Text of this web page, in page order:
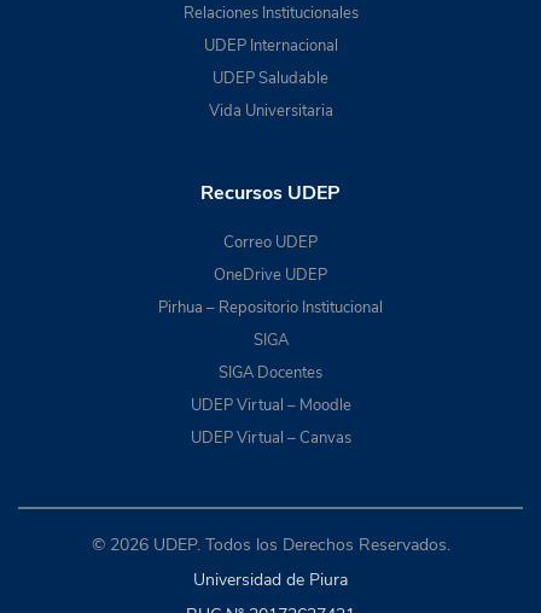
Relaciones Institucionales
UDEP Internacional
UDEP Saludable
Vida Universitaria
Recursos UDEP
Correo UDEP
OneDrive UDEP
Pirhua – Repositorio Institucional
SIGA
SIGA Docentes
UDEP Virtual – Moodle
UDEP Virtual – Canvas
© 2026 UDEP. Todos los Derechos Reservados.
Universidad de Piura